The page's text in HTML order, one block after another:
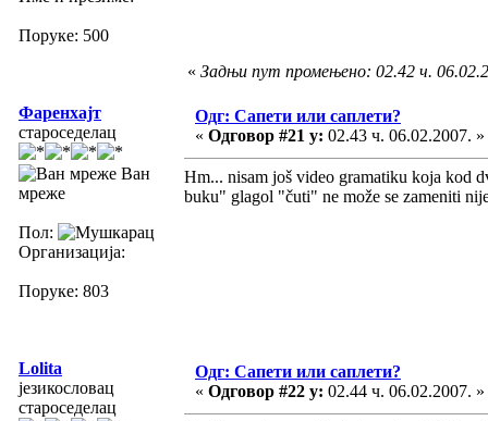
Поруке: 500
« Задњи пут промењено: 02.42 ч.
Фаренхајт
староседелац
Ван
мреже
Пол:
Организација:
Поруке: 803
Одг: Сапети или саплети?
« Одговор #21 у: 02.43 ч. 06.02.2007. »
Hm... nisam još video gramatiku koja kod
buku" glagol "čuti" ne može se zameniti
Lolita
језикословац
староседелац
Одг: Сапети или саплети?
« Одговор #22 у: 02.44 ч. 06.02.2007. »